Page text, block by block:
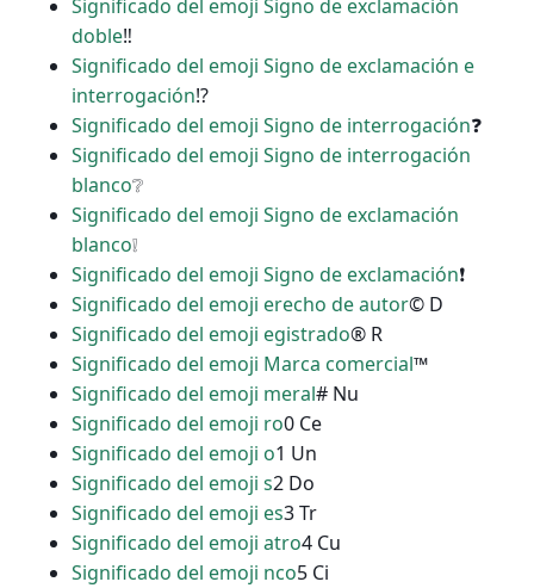
Significado del emoji Signo de exclamación
doble‼
Significado del emoji Signo de exclamación e
interrogación⁉
Significado del emoji Signo de interrogación❓
Significado del emoji Signo de interrogación
blanco❔
Significado del emoji Signo de exclamación
blanco❕
Significado del emoji Signo de exclamación❗
Significado del emoji erecho de autor© D
Significado del emoji egistrado® R
Significado del emoji Marca comercial™
Significado del emoji meral# Nu
Significado del emoji ro0 Ce
Significado del emoji o1 Un
Significado del emoji s2 Do
Significado del emoji es3 Tr
Significado del emoji atro4 Cu
Significado del emoji nco5 Ci